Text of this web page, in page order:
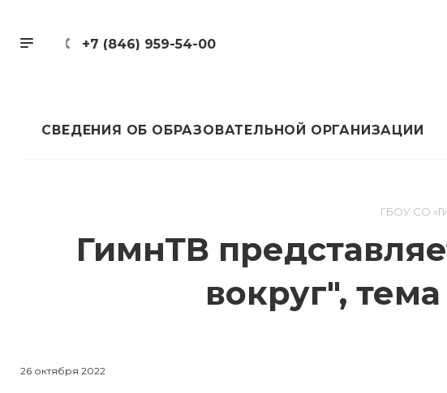
+7 (846) 959-54-00
СВЕДЕНИЯ ОБ ОБРАЗОВАТЕЛЬНОЙ ОРГАНИЗАЦИИ
ГБОУ СО
ГимнТВ
вокруг",
26 октября 2022